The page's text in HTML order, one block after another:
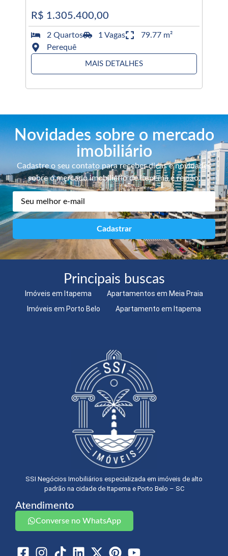
R$ 1.305.400,00
2 Quartos 1 Vagas
79.77 m²
Perequê
MAIS DETALHES
Novidades sobre o mercado
imobiliário
Cadastre o seu contato para receber dicas e novidades
sobre o mercado imobiliário de Itapema e região.
Principais buscas
Imóveis em Itapema
Apartamentos em Meia Praia
Imóveis em Porto Belo
Apartamento em Itapema
SSI Negócios Imobiliários especializada em imóveis de alto
padrão na cidade de Itapema e Porto Belo – SC
Atendimento
Converse no WhatsApp